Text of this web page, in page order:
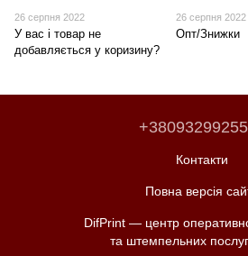
26 серпня 2022
У вас і товар не
добавляється у коризину?
26 серпня 2022
Опт/Знижки
Контакти
Повна версія
DifPrint — центр
та штемпельних